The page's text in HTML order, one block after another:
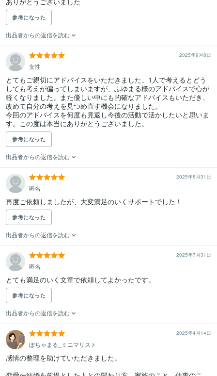
参考になった
出品者からの返信を読む
2025年9月8日
女性
とてもご親切にアドバイスをいただきました。1人で考えるとどう
しても考えが偏ってしまいますが、ふゆまる様のアドバイスで心が
軽くなりました。また優しい中にも的確なアドバイスもいただき、
改めて自分の考えを見つめ直す機会になりました。
今回のアドバイスを何度も見返し今後の活動で活かしたいと思いま
す。この度は本当にありがとうございました。
参考になった
出品者からの返信を読む
2025年8月31日
匿名
再度ご依頼しましたが、大変満足のいくサポートでした！
参考になった
出品者からの返信を読む
2025年7月31日
匿名
参考になった
出品者からの返信を読む
2025年4月14日
ぽちゃまる_ミニマリスト
感情の整理を助けていただきました。